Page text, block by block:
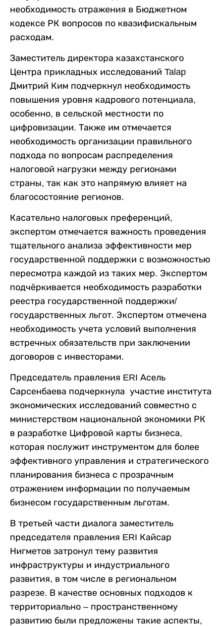
необходимость отражения в Бюджетном
кодексе РК вопросов по квазифискальным
расходам.
Заместитель директора казахстанского
Центра прикладных исследований Talap
Дмитрий Ким подчеркнул необходимость
повышения уровня кадрового потенциала,
особенно, в сельской местности по
цифровизации. Также им отмечается
необходимость организации правильного
подхода по вопросам распределения
налоговой нагрузки между регионами
страны, так как это напрямую влияет на
благосостояние регионов.
Касательно налоговых преференций,
экспертом отмечается важность проведения
тщательного анализа эффективности мер
государственной поддержки с возможностью
пересмотра каждой из таких мер. Экспертом
подчёркивается необходимость разработки
реестра государственной поддержки/
государственных льгот. Экспертом отмечена
необходимость учета условий выполнения
встречных обязательств при заключении
договоров с инвесторами.
Председатель правления ERI Асель
Сарсенбаева подчеркнула участие института
экономических исследований совместно с
министерством национальной экономики РК
в разработке Цифровой карты бизнеса,
которая послужит инструментом для более
эффективного управления и стратегического
планирования бизнеса с прозрачным
отражением информации по получаемым
бизнесом государственным льготам.
В третьей части диалога заместитель
председателя правления ERI Кайсар
Нигметов затронул тему развития
инфраструктуры и индустриального
развития, в том числе в региональном
разрезе. В качестве основных подходов к
территориально – пространственному
развитию были предложены такие аспекты,